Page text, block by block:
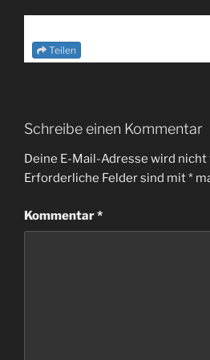
Teilen
Schreibe einen Kommentar
Deine E-Mail-Adresse wird
Erforderliche Felder sind mit*
Kommentar*